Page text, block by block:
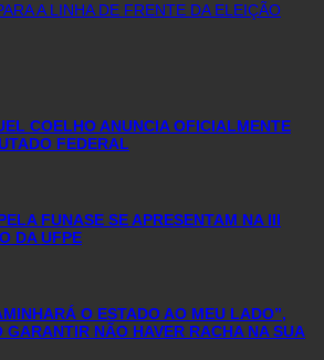
A LINHA DE FRENTE DA ELEIÇÃO
COELHO ANUNCIA OFICIALMENTE
FEDERAL
FUNASE SE APRESENTAM NA III
DA UFPE
O ESTADO AO MEU LADO”,
GARANTIR NÃO HAVER RACHA NA SUA